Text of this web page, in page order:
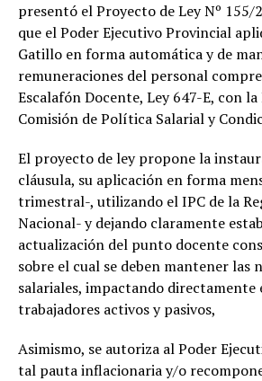
presentó el Proyecto de Ley Nº 155/
que el Poder Ejecutivo Provincial
Gatillo en forma automática y de
remuneraciones del personal
Escalafón Docente, Ley 647-E, con
Comisión de Política Salarial y
El proyecto de ley propone la
cláusula, su aplicación en forma
trimestral-, utilizando el IPC de la
Nacional- y dejando claramente
actualización del punto docente
sobre el cual se deben mantener las
salariales, impactando directamente
trabajadores activos y pasivos,
Asimismo, se autoriza al Poder
tal pauta inflacionaria y/o